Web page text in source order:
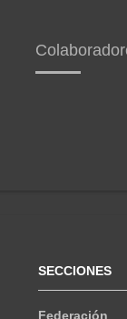
SECCIONES
Federación